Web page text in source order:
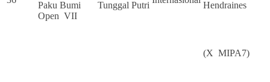
Paku Bumi
Open VII
Tunggal Putri Hendraines
(X MIPA7)